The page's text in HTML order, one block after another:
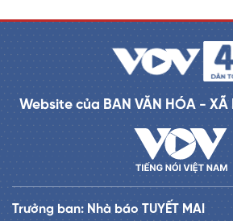
Website của BAN VĂN HÓA - XÃ
Trưởng ban: Nhà báo TUYẾT MAI